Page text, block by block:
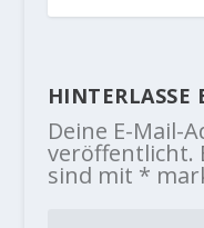
HINTERLASSE
Deine E-Mail-
veröffentlicht.
sind mit *